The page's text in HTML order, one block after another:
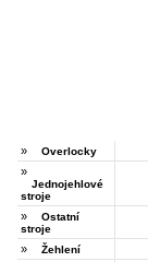
» Overlocky
»
Jednojehlové
stroje
»
Ostatní
stroje
» Žehlení